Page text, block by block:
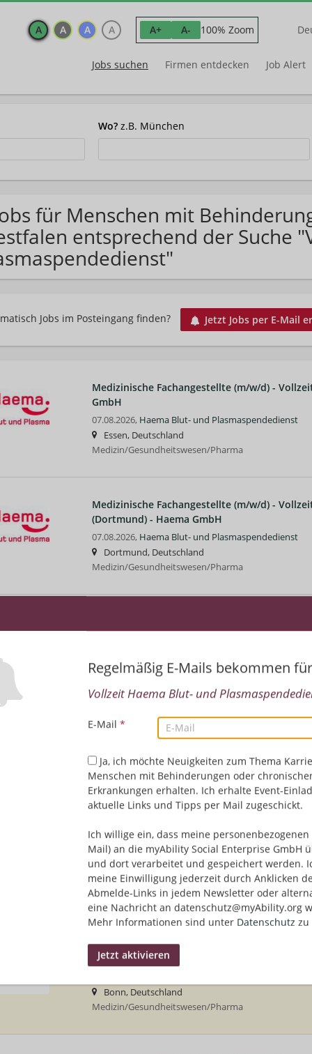
A A A A A+ A- 100% Zoom
Jobs suchen Firmen entdecken Job Alert
Wo? z.B. München
für Menschen mit
entsprechend der Suche
Jobs im Posteingang finden? Jetzt Jobs per E-Mail
Regelmäßig E-Mails bekommen für
Vollzeit Haema Blut- und
E-Mail *
Ja, ich möchte Neuigkeiten zum Thema
Menschen mit Behinderungen oder
Erkrankungen erhalten. Ich erhalte Event-
aktuelle Links und Tipps per Mail zugeschickt.
Ich willige ein, dass meine personenbezogenen
Mail) an die myAbility Social Enterprise GmbH
und dort verarbeitet und gespeichert werden.
meine Einwilligung jederzeit durch Anklicken
Abmelde-Links in jedem Newsletter oder
eine Nachricht an datenschutz@myAbility.org
Mehr Informationen sind unter Datenschutz zu
Medizinische Fachangestellte (m/w/d) -
GmbH
07.08.2026, Haema Blut- und Plasmaspendedienst
Essen, Deutschland
Medizin/Gesundheitswesen/Pharma
Medizinische Fachangestellte (m/w/d) -
(Dortmund) - Haema GmbH
07.08.2026, Haema Blut- und Plasmaspendedienst
Dortmund, Deutschland
Medizin/Gesundheitswesen/Pharma
Medizin/Gesundheitswesen/Pharma
Medizinische Fachkraft (m/w/d) in Hamm in
03.08.2026, Haema Blut- und Plasmaspendedienst
Hamm, Deutschland
Medizin/Gesundheitswesen/Pharma
Medizinische Fachangestellte (m/w/d) in Bonn
23.07.2026,Haema Blut- und Plasmaspendedienst
Bonn, Deutschland
Medizin/Gesundheitswesen/Pharma
Top-Job
Assistenzarzt (m/w/d) in Bonn
GmbH
Bonn, Deutschland
Medizin/Gesundheitswesen/Pharma